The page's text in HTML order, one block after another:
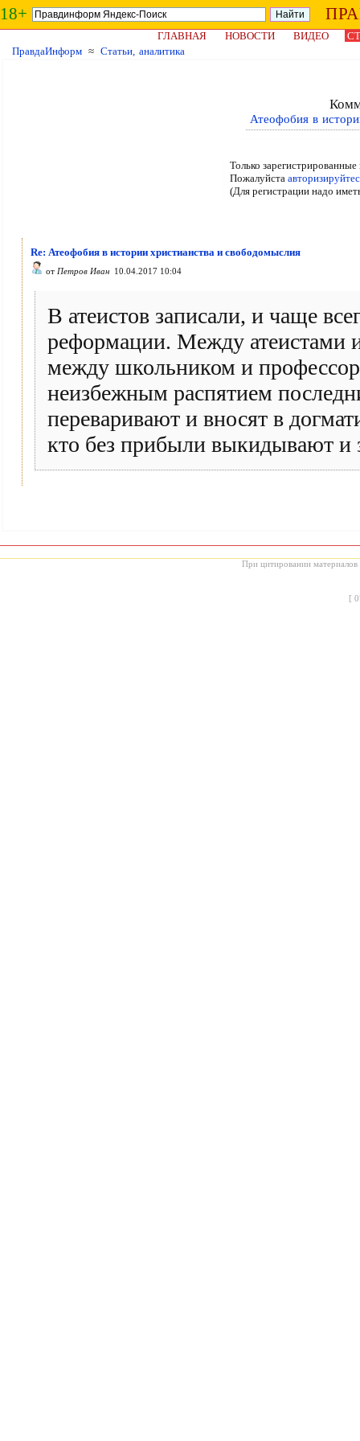
18+
ГЛАВНАЯ НОВОСТИ ВИДЕО
ПравдаИнформ ≈ Статьи, аналитика
Атеофобия в
Только
Пожалуйста
(Для регистрации надо
Re: Атеофобия в истории христианства и свободомыслия
от Петров Иван 10.04.2017 10:04
В атеистов записали, и чаще
реформации. Между атеистами
между школьником и
неизбежным распятием
переваривают и вносят в
кто без прибыли выкидывают и
При цитировании материалов
[